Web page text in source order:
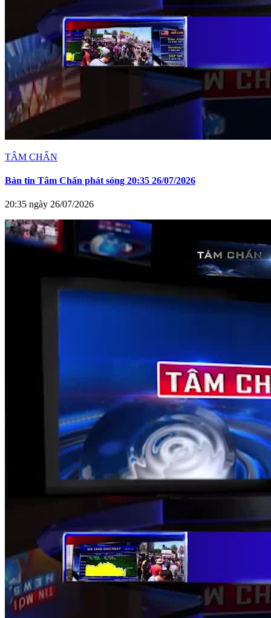
TÂM CHẤN
Bản tin Tâm Chấn phát sóng 20:35 26/07/2026
20:35 ngày 26/07/2026